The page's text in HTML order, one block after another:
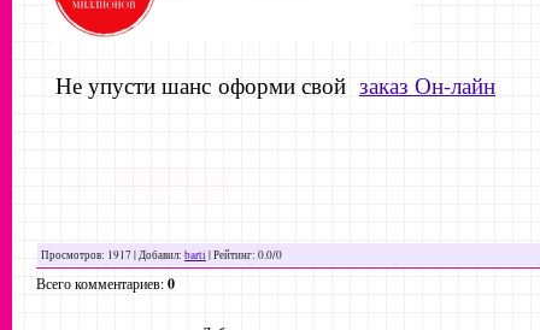
Не упусти шанс оформи свой заказ Он-лайн
Просмотров: 1917 |Добавил: barti |Рейтинг: 0.0/0
Всего комментариев:0